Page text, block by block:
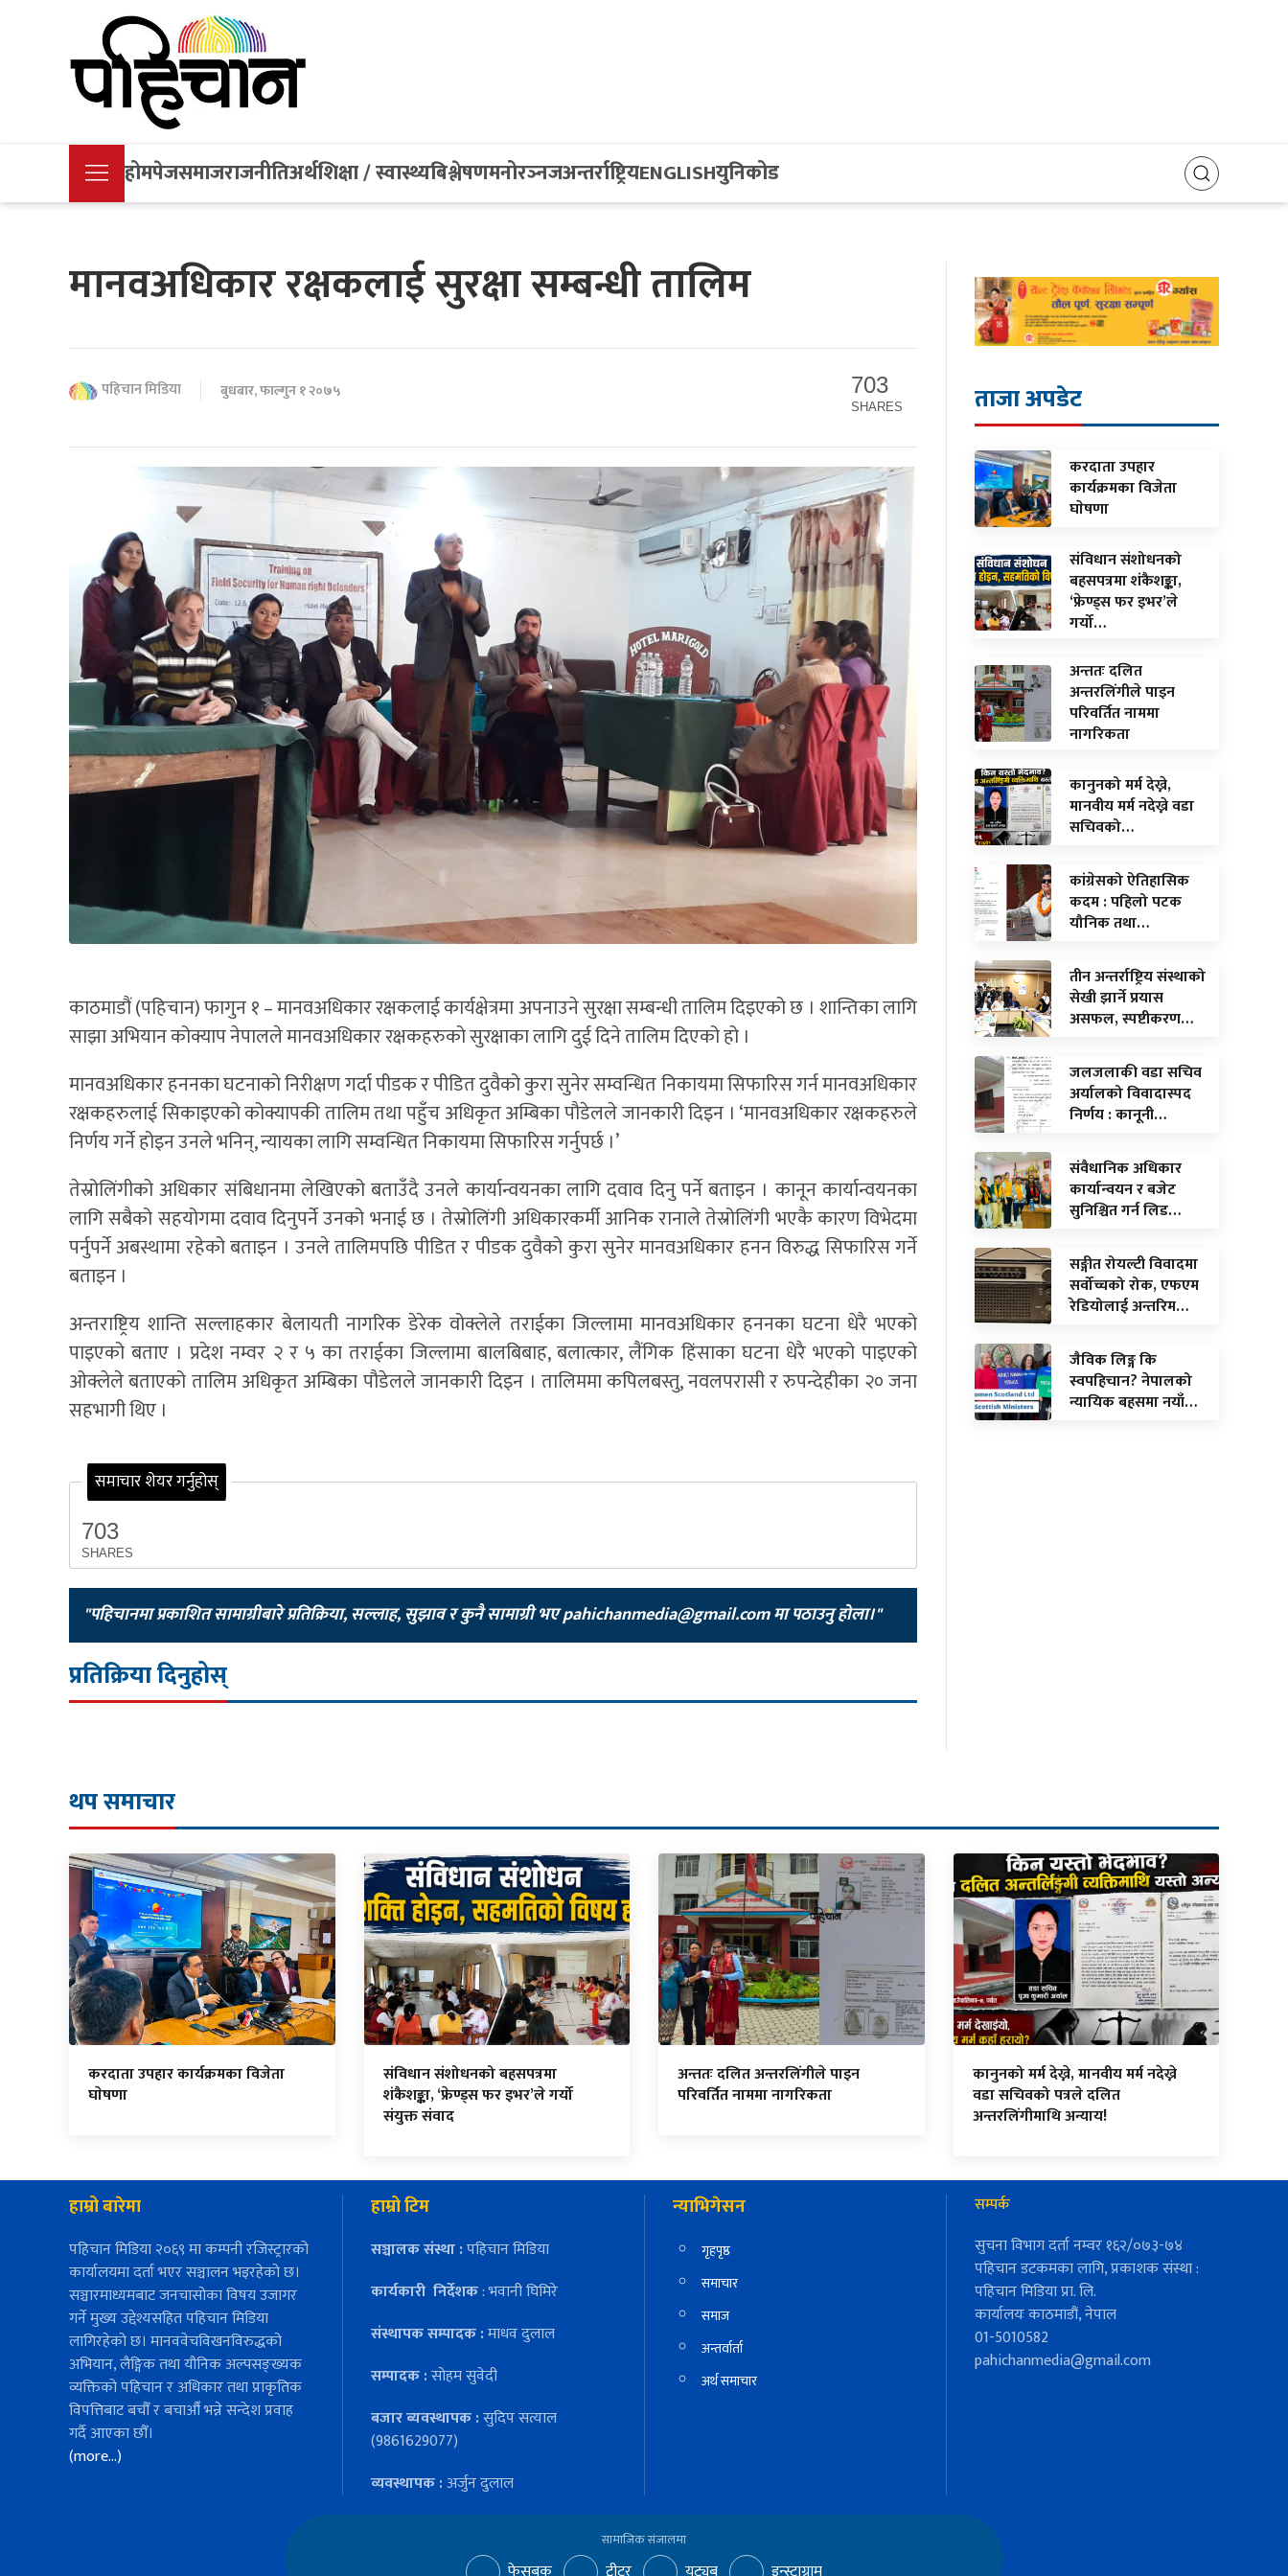
होमपेजसमाजराजनीतिअर्थशिक्षा / स्वास्थ्यबिश्लेषणमनोरञ्नजअन्तर्राष्ट्रियENGLISHयुनिकोड
मानवअधिकार रक्षकलाई सुरक्षा सम्बन्धी तालिम
पहिचान मिडिया बुधबार, फाल्गुन १ २०७५ 703
SHARES
काठमाडौं (पहिचान) फागुन १ – मानवअधिकार रक्षकलाई कार्यक्षेत्रमा अपनाउने सुरक्षा सम्बन्धी तालिम दिइएको छ । शान्तिका लागि
साझा अभियान कोक्याप नेपालले मानवअधिकार रक्षकहरुको सुरक्षाका लागि दुई दिने तालिम दिएको हो ।
मानवअधिकार हननका घटनाको निरीक्षण गर्दा पीडक र पीडित दुवैको कुरा सुनेर सम्वन्धित निकायमा सिफारिस गर्न मानवअधिकार
रक्षकहरुलाई सिकाइएको कोक्यापकी तालिम तथा पहुँच अधिकृत अम्बिका पौडेलले जानकारी दिइन । ‘मानवअधिकार रक्षकहरुले
निर्णय गर्ने होइन उनले भनिन्, न्यायका लागि सम्वन्धित निकायमा सिफारिस गर्नुपर्छ ।’
तेस्रोलिंगीको अधिकार संबिधानमा लेखिएको बताउँदै उनले कार्यान्वयनका लागि दवाव दिनु पर्ने बताइन । कानून कार्यान्वयनका
लागि सबैको सहयोगमा दवाव दिनुपर्ने उनको भनाई छ । तेस्रोलिंगी अधिकारकर्मी आनिक रानाले तेस्रोलिंगी भएकै कारण विभेदमा
पर्नुपर्ने अबस्थामा रहेको बताइन । उनले तालिमपछि पीडित र पीडक दुवैको कुरा सुनेर मानवअधिकार हनन विरुद्ध सिफारिस गर्ने
बताइन ।
अन्तराष्ट्रिय शान्ति सल्लाहकार बेलायती नागरिक डेरेक वोक्लेले तराईका जिल्लामा मानवअधिकार हननका घटना धेरै भएको
पाइएको बताए । प्रदेश नम्वर २ र ५ का तराईका जिल्लामा बालबिबाह, बलात्कार, लैंगिक हिंसाका घटना धेरै भएको पाइएको
ओक्लेले बताएको तालिम अधिकृत अम्बिका पौडेलले जानकारी दिइन । तालिममा कपिलबस्तु, नवलपरासी र रुपन्देहीका २० जना
सहभागी थिए ।
समाचार शेयर गर्नुहोस्
703
SHARES
"पहिचानमा प्रकाशित सामाग्रीबारे प्रतिक्रिया, सल्लाह, सुझाव र कुनै सामाग्री भएpahichanmedia@gmail.comमा पठाउनु होला।"
प्रतिक्रिया दिनुहोस्
ताजा अपडेट
करदाता उपहार
कार्यक्रमका विजेता
घाेषणा
संविधान संशोधनको
बहसपत्रमा शंकैशङ्का,
‘फ्रेण्ड्स फर इभर’ले
गर्यो…
अन्ततः दलित
अन्तरलिंगीले पाइन
परिवर्तित नाममा
नागरिकता
कानुनको मर्म देख्ने,
मानवीय मर्म नदेख्ने वडा
सचिवको…
कांग्रेसको ऐतिहासिक
कदम : पहिलो पटक
यौनिक तथा…
तीन अन्तर्राष्ट्रिय संस्थाको
सेखी झार्ने प्रयास
असफल, स्पष्टीकरण…
जलजलाकी वडा सचिव
अर्यालको विवादास्पद
निर्णय : कानूनी…
संवैधानिक अधिकार
कार्यान्वयन र बजेट
सुनिश्चित गर्न लिड…
सङ्गीत रोयल्टी विवादमा
सर्वोच्चको रोक, एफएम
रेडियोलाई अन्तरिम…
जैविक लिङ्ग कि
स्वपहिचान? नेपालको
न्यायिक बहसमा नयाँ…
थप समाचार
करदाता उपहार कार्यक्रमका विजेता
घाेषणा
संविधान संशोधनको बहसपत्रमा
शंकैशङ्का, ‘फ्रेण्ड्स फर इभर’ले गर्यो
संयुक्त संवाद
अन्ततः दलित अन्तरलिंगीले पाइन
परिवर्तित नाममा नागरिकता
कानुनको मर्म देख्ने, मानवीय मर्म नदेख्ने
वडा सचिवको पत्रले दलित
अन्तरलिंगीमाथि अन्याय!
हाम्रो बारेमा
पहिचान मिडिया २०६९ मा कम्पनी रजिस्ट्रारको
कार्यालयमा दर्ता भएर सञ्चालन भइरहेको छ।
सञ्चारमाध्यमबाट जनचासोका विषय उजागर
गर्ने मुख्य उद्देश्यसहित पहिचान मिडिया
लागिरहेको छ। मानववेचविखनविरुद्धको
अभियान, लैङ्गिक तथा यौनिक अल्पसङ्ख्यक
व्यक्तिको पहिचान र अधिकार तथा प्राकृतिक
विपत्तिबाट बचौँ र बचाऔँ भन्ने सन्देश प्रवाह
गर्दै आएका छौँ।
(more…)
हाम्रो टिम
सञ्चालक संस्था :पहिचान मिडिया
कार्यकारी निर्देशक: भवानी घिमिरे
संस्थापक सम्पादक :माधव दुलाल
सम्पादक :सोहम सुवेदी
बजार ब्यवस्थापक :सुदिप सत्याल
(9861629077)
व्यवस्थापक :अर्जुन दुलाल
न्याभिगेसन
गृहपृष्ठ
समाचार
समाज
अन्तर्वार्ता
अर्थ समाचार
सम्पर्क
सुचना विभाग दर्ता नम्वर १६२/०७३-७४
पहिचान डटकमका लागि, प्रकाशक संस्था :
पहिचान मिडिया प्रा. लि.
कार्यालयः काठमाडौं, नेपाल
01-5010582
pahichanmedia@gmail.com
सामाजिक संजालमा